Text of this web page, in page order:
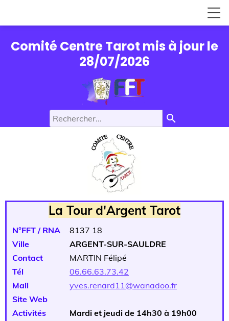
Comité Centre Tarot mis à jour le
28/07/2026
search
La Tour d'Argent Tarot
N°FFT / RNA
8137 18
Ville
ARGENT-SUR-SAULDRE
Contact
MARTIN Félipé
Tél
06.66.63.73.42
Mail
yves.renard11@wanadoo.fr
Site Web
Activités
Mardi et jeudi de 14h30 à 19h00